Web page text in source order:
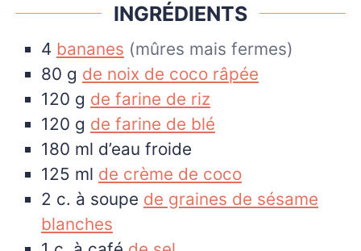
INGRÉDIENTS
4 bananes (mûres mais fermes)
80 g de noix de coco râpée
120 g de farine de riz
120 g de farine de blé
180 ml d’eau froide
125 ml de crème de coco
2 c. à soupe de graines de sésame
blanches